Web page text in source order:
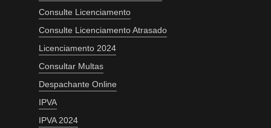
Consulte Licenciamento
Consulte Licenciamento Atrasado
Licenciamento 2024
Consultar Multas
Despachante Online
IPVA
IPVA 2024